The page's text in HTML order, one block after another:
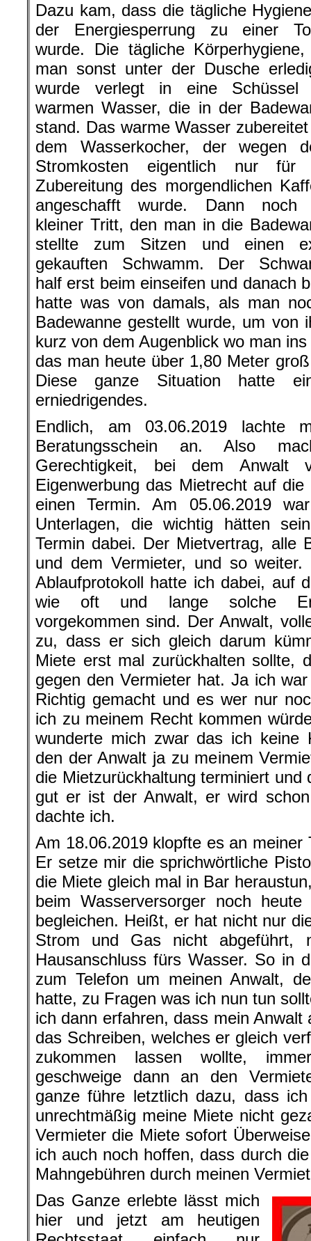
Dazu kam, dass die tägliche
der Energiesperrung zu einer
wurde. Die tägliche
man sonst unter der Dusche
wurde verlegt in eine Schüssel
warmen Wasser, die in der
stand. Das warme Wasser
dem Wasserkocher, der wegen
Stromkosten eigentlich nur für
Zubereitung des morgendlichen
angeschafft wurde. Dann noch
kleiner Tritt, den man in die
stellte zum Sitzen und einen
gekauften Schwamm. Der
half erst beim einseifen und danach
hatte was von damals, als man
Badewanne gestellt wurde, um von
kurz von dem Augenblick wo man
das man heute über 1,80 Meter
Diese ganze Situation hatte
erniedrigendes.
Endlich, am 03.06.2019 lachte
Beratungsschein an. Also
Gerechtigkeit, bei dem
Eigenwerbung das Mietrecht auf
einen Termin. Am 05.06.2019
Unterlagen, die wichtig hätten
Termin dabei. Der Mietvertrag, alle
und dem Vermieter, und so
Ablaufprotokoll hatte ich dabei, auf
wie oft und lange solche
vorgekommen sind. Der Anwalt,
zu, dass er sich gleich darum
Miete erst mal zurückhalten sollte,
gegen den Vermieter hat. Ja ich
Richtig gemacht und es wer nur
ich zu meinem Recht kommen
wunderte mich zwar das ich keine
den der Anwalt ja zu meinem
die Mietzurückhaltung terminiert und
gut er ist der Anwalt, er wird
dachte ich.
Am 18.06.2019 klopfte es an meiner
Er setze mir die sprichwörtliche
die Miete gleich mal in Bar
beim Wasserversorger noch
begleichen. Heißt, er hat nicht nur
Strom und Gas nicht abgeführt,
Hausanschluss fürs Wasser. So in
zum Telefon um meinen Anwalt,
hatte, zu Fragen was ich nun tun
ich dann erfahren, dass mein
das Schreiben, welches er gleich
zukommen lassen wollte,
geschweige dann an den
ganze führe letztlich dazu, dass
unrechtmäßig meine Miete nicht
Vermieter die Miete sofort
ich auch noch hoffen, dass durch
Mahngebühren durch meinen
Das Ganze erlebte lässt mich
hier und jetzt am heutigen